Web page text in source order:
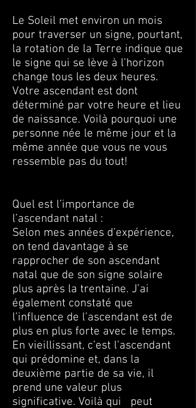
Le Soleil met environ un mois
pour traverser un signe, pourtant,
la rotation de la Terre indique que
le signe qui se lève à l’horizon
change tous les deux heures.
Votre ascendant est dont
déterminé par votre heure et lieu
de naissance. Voilà pourquoi une
personne née le même jour et la
même année que vous ne vous
ressemble pas du tout!
Quel est l’importance de
l’ascendant natal :
Selon mes années d’expérience,
on tend davantage à se
rapprocher de son ascendant
natal que de son signe solaire
plus après la trentaine. J’ai
également constaté que
l’influence de l’ascendant est de
plus en plus forte avec le temps.
En vieillissant, c’est l’ascendant
qui prédomine et, dans la
deuxième partie de sa vie, il
prend une valeur plus
significative. Voilà qui peut